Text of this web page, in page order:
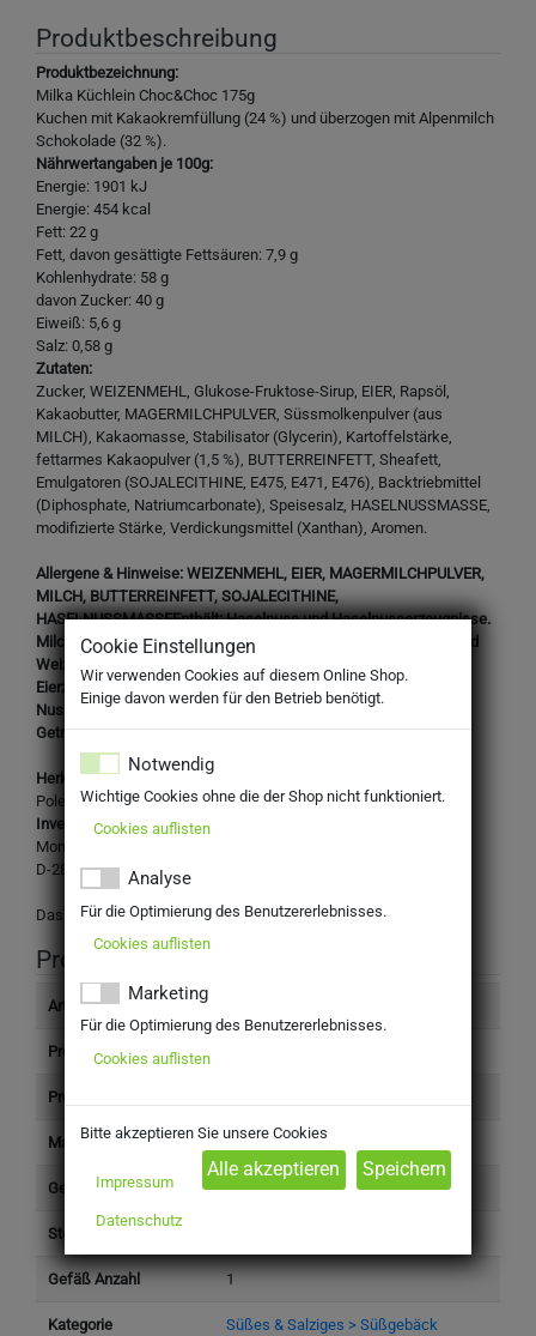
Produktbeschreibung
Produktbezeichnung:
Milka Küchlein Choc&Choc 175g
Kuchen mit Kakaokremfüllung (24 %) und überzogen mit Alpenmilch
Schokolade (32 %).
Nährwertangaben je 100g:
Energie: 1901 kJ
Energie: 454 kcal
Fett: 22 g
Fett, davon gesättigte Fettsäuren: 7,9 g
Kohlenhydrate: 58 g
davon Zucker: 40 g
Eiweiß: 5,6 g
Salz: 0,58 g
Zutaten:
Zucker, WEIZENMEHL, Glukose-Fruktose-Sirup, EIER, Rapsöl,
Kakaobutter, MAGERMILCHPULVER, Süssmolkenpulver (aus
MILCH), Kakaomasse, Stabilisator (Glycerin), Kartoffelstärke,
fettarmes Kakaopulver (1,5 %), BUTTERREINFETT, Sheafett,
Emulgatoren (SOJALECITHINE, E475, E471, E476), Backtriebmittel
(Diphosphate, Natriumcarbonate), Speisesalz, HASELNUSSMASSE,
modifizierte Stärke, Verdickungsmittel (Xanthan), Aromen.
Allergene & Hinweise: WEIZENMEHL, EIER, MAGERMILCHPULVER,
MILCH, BUTTERREINFETT, SOJALECITHINE,
HASELNUSSMASSEEnthält: Haselnuss und Haselnusserzeugnisse.
Milch und Milcherzeugnisse (einschließlich Lactose). Weizen und
Weizenerzeugnisse (glutenhaltiges Getreide). Eier und
Eierzeugnisse. Soja und Sojaerzeugnisse. Nüsse und
Nusserzeugnisse. Glutenhaltiges Getreide und glutenhaltige
Getreideerzeugnisse.
Herkunftsland:
Polen
Inverkehrbringer:
Mondelez Deutschland GmbH
D-28078 Bremen
Das Design des Produktes kann von der Abbildung abweichen.
Produktinformation
Artikelnummer
Produkttyp
Preis (inkl. Steuer)
Marke Milka
Gewicht (kg) 0,175 kg
Steuersatz
Gefäß Anzahl 1
Kategorie Süßes & Salziges > Süßgebäck
Cookie Einstellungen
Wir verwenden Cookies auf diesem Online Shop.
Einige davon werden für den Betrieb benötigt.
Notwendig
Wichtige Cookies ohne die der Shop nicht funktioniert.
Cookies auflisten
Analyse
Für die Optimierung des Benutzererlebnisses.
Cookies auflisten
Marketing
Für die Optimierung des Benutzererlebnisses.
Cookies auflisten
Bitte akzeptieren Sie unsere Cookies
Impressum
Datenschutz